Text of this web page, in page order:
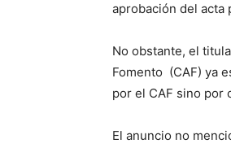
aprobación del acta
No obstante, el
Fomento (CAF) ya
por el CAF sino por
El anuncio no